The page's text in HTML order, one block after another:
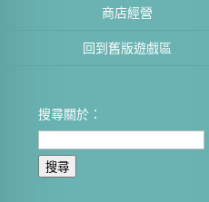
商店經營
回到舊版遊戲區
搜尋關於：